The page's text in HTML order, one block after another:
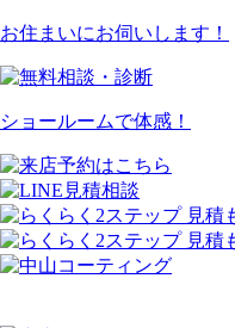
お住まいにお伺いします！
ショールームで体感！